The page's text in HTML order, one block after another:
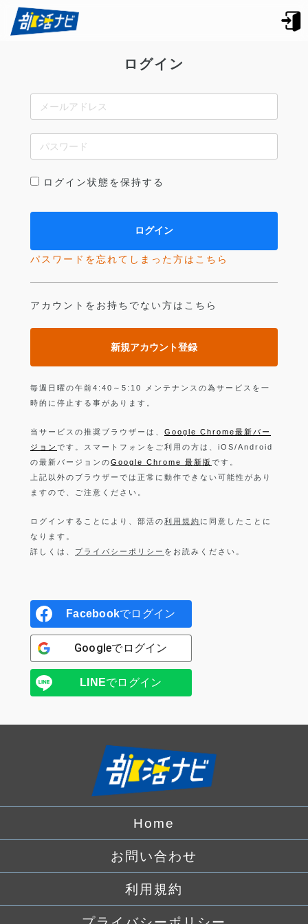
ログイン
ログイン状態を保持する
パスワードを忘れてしまった方はこちら
アカウントをお持ちでない方はこちら
新規アカウント登録
毎週日曜の午前4:40～5:10 メンテナンスの為サービスを一
時的に停止する事があります。
当サービスの推奨ブラウザーは、 Google Chrome最新バー
ジョン です。スマートフォンをご利用の方は、iOS/Android
の最新バージョンのGoogle Chrome 最新版 です。
上記以外のブラウザーでは正常に動作できない可能性があり
ますので、ご注意ください。
ログインすることにより、部活の利用規約 に同意したことに
なります。
詳しくは、 プライバシーポリシー をお読みください。
Facebookでログイン
Googleでログイン
LINEでログイン
Home
お問い合わせ
利用規約